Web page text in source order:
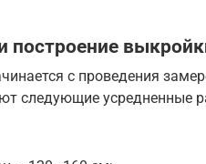
построение
с проведения
следующие усредненные